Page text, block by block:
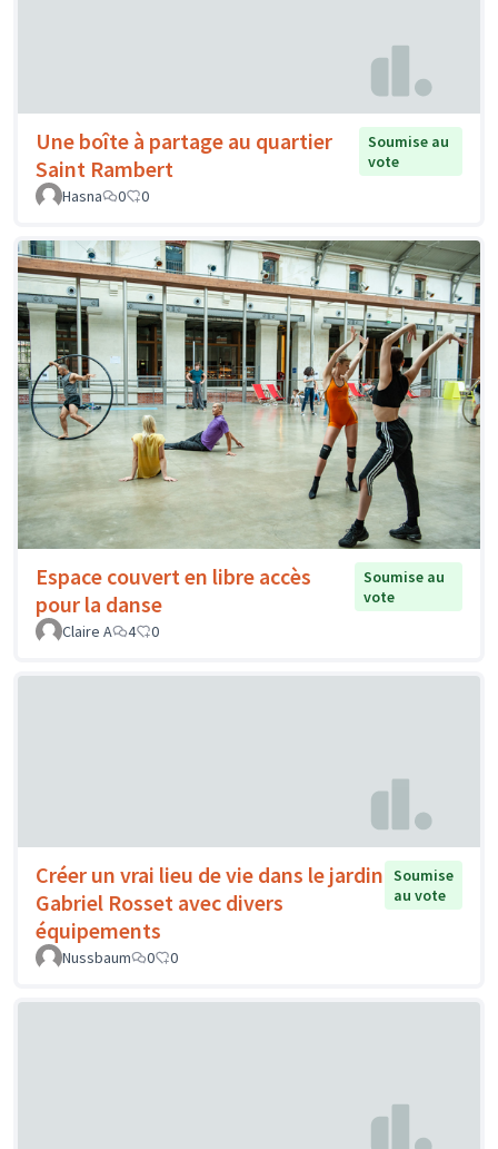
Une boîte à partage au quartier
Saint Rambert
Soumise au
vote
Hasna
0 0
Espace couvert en libre accès
pour la danse
Soumise au
vote
Claire A
4 0
Créer un vrai lieu de vie dans le jardin
Gabriel Rosset avec divers
équipements
Soumise
au vote
Nussbaum 0 0